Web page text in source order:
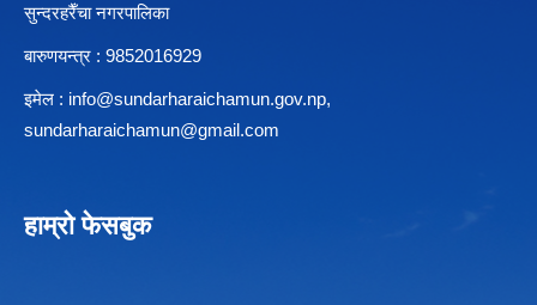
सुन्दरहरैँचा नगरपालिका
बारुणयन्त्र : 9852016929
इमेल : info@sundarharaichamun.gov.np,
sundarharaichamun@gmail.com
हाम्रो फेसबुक